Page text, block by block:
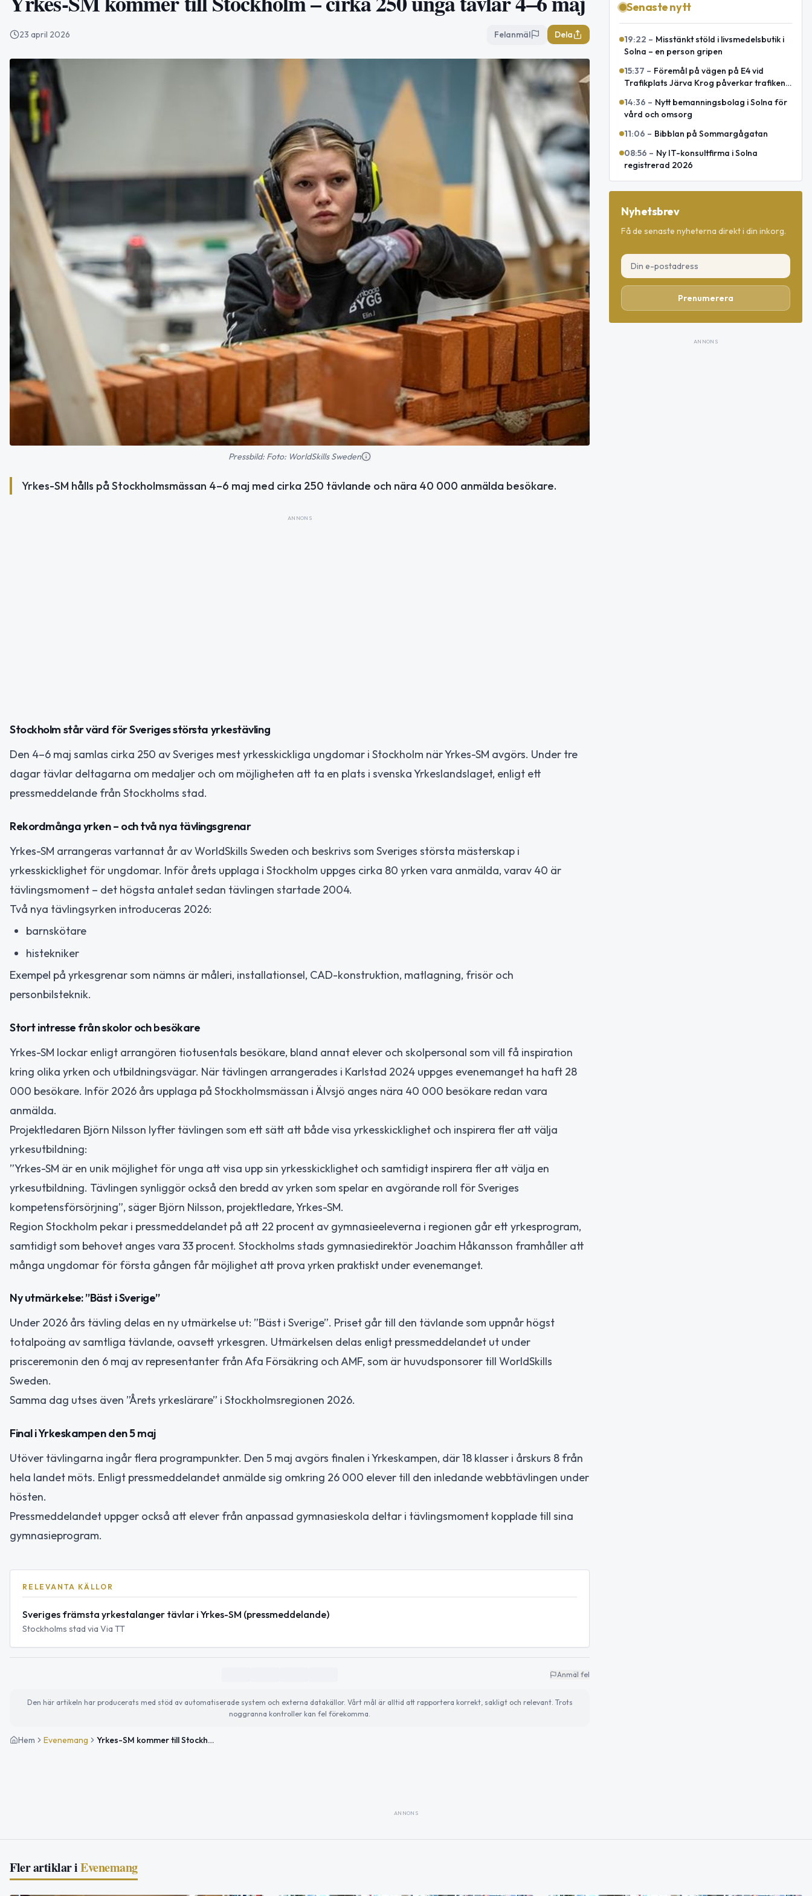
23 april 2026 Felanmäl Dela
Pressbild: Foto: WorldSkills Sweden
Yrkes-SM hålls på Stockholmsmässan 4–6 maj med cirka 250 tävlande och nära 40 000 anmälda besökare.
ANNONS
Stockholm står värd för Sveriges största yrkestävling
Den 4–6 maj samlas cirka 250 av Sveriges mest yrkesskickliga ungdomar i Stockholm när Yrkes-SM avgörs. Under tre
dagar tävlar deltagarna om medaljer och om möjligheten att ta en plats i svenska Yrkeslandslaget, enligt ett
pressmeddelande från Stockholms stad.
Rekordmånga yrken – och två nya tävlingsgrenar
Yrkes-SM arrangeras vartannat år av WorldSkills Sweden och beskrivs som Sveriges största mästerskap i
yrkesskicklighet för ungdomar. Inför årets upplaga i Stockholm uppges cirka 80 yrken vara anmälda, varav 40 är
tävlingsmoment – det högsta antalet sedan tävlingen startade 2004.
Två nya tävlingsyrken introduceras 2026:
barnskötare
histekniker
Exempel på yrkesgrenar som nämns är måleri, installationsel, CAD-konstruktion, matlagning, frisör och
personbilsteknik.
Stort intresse från skolor och besökare
Yrkes-SM lockar enligt arrangören tiotusentals besökare, bland annat elever och skolpersonal som vill få inspiration
kring olika yrken och utbildningsvägar. När tävlingen arrangerades i Karlstad 2024 uppges evenemanget ha haft 28
000 besökare. Inför 2026 års upplaga på Stockholmsmässan i Älvsjö anges nära 40 000 besökare redan vara
anmälda.
Projektledaren Björn Nilsson lyfter tävlingen som ett sätt att både visa yrkesskicklighet och inspirera fler att välja
yrkesutbildning:
”Yrkes-SM är en unik möjlighet för unga att visa upp sin yrkesskicklighet och samtidigt inspirera fler att välja en
yrkesutbildning. Tävlingen synliggör också den bredd av yrken som spelar en avgörande roll för Sveriges
kompetensförsörjning”, säger Björn Nilsson, projektledare, Yrkes-SM.
Region Stockholm pekar i pressmeddelandet på att 22 procent av gymnasieeleverna i regionen går ett yrkesprogram,
samtidigt som behovet anges vara 33 procent. Stockholms stads gymnasiedirektör Joachim Håkansson framhåller att
många ungdomar för första gången får möjlighet att prova yrken praktiskt under evenemanget.
Ny utmärkelse: ”Bäst i Sverige”
Under 2026 års tävling delas en ny utmärkelse ut: ”Bäst i Sverige”. Priset går till den tävlande som uppnår högst
totalpoäng av samtliga tävlande, oavsett yrkesgren. Utmärkelsen delas enligt pressmeddelandet ut under
prisceremonin den 6 maj av representanter från Afa Försäkring och AMF, som är huvudsponsorer till WorldSkills
Sweden.
Samma dag utses även ”Årets yrkeslärare” i Stockholmsregionen 2026.
Final i Yrkeskampen den 5 maj
Utöver tävlingarna ingår flera programpunkter. Den 5 maj avgörs finalen i Yrkeskampen, där 18 klasser i årskurs 8 från
hela landet möts. Enligt pressmeddelandet anmälde sig omkring 26 000 elever till den inledande webbtävlingen under
hösten.
Pressmeddelandet uppger också att elever från anpassad gymnasieskola deltar i tävlingsmoment kopplade till sina
gymnasieprogram.
RELEVANTA KÄLLOR
Sveriges främsta yrkestalanger tävlar i Yrkes-SM (pressmeddelande)
Stockholms stad via Via TT
Anmäl fel
Den här artikeln har producerats med stöd av automatiserade system och externa datakällor. Vårt mål är alltid att rapportera korrekt, sakligt och relevant. Trots
noggranna kontroller kan fel förekomma.
Hem Evenemang Yrkes-SM kommer till Stockholm – cirka 250 unga tävlar 4–6 maj
Senaste nytt
19:22 – Misstänkt stöld i livsmedelsbutik i
Solna – en person gripen
15:37 – Föremål på vägen på E4 vid
Trafikplats Järva Krog påverkar trafiken
14:36 – Nytt bemanningsbolag i Solna för
vård och omsorg
11:06 – Bibblan på Sommargågatan
08:56 – Ny IT-konsultfirma i Solna
registrerad 2026
Nyhetsbrev
Få de senaste nyheterna direkt i din inkorg.
Prenumerera
ANNONS
ANNONS
Fler artiklar iEvenemang